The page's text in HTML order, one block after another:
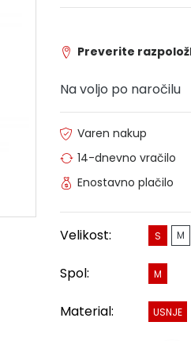
Preverite
Na voljo po naročilu
Varen nakup
14-dnevno vračilo
Enostavno plačilo
Velikost: S M
Spol: M
Material: USNJE